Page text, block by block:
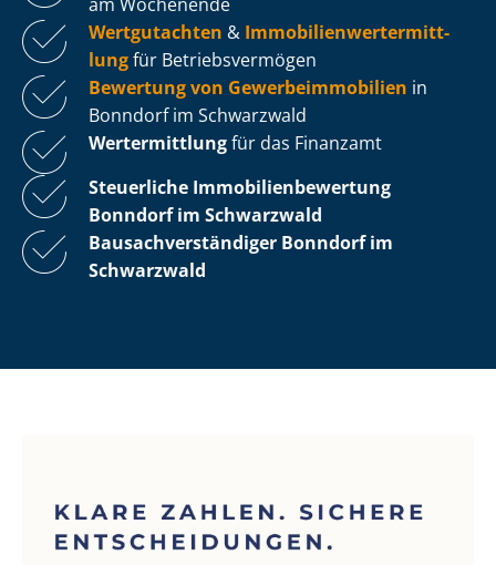
Wertgutachten & Im­mo­bi­li­en­wert­ermitt­
lungfür Be­triebs­ver­mö­gen
Bewertung von Ge­wer­be­im­mo­bi­li­en in
Bonndorf im Schwarzwald
Wertermittlungfür das Finanzamt
Steuerliche Im­mo­bi­li­en­be­wer­tung
Bonndorf im Schwarzwald
Bau­sach­ver­stän­di­ger Bonndorf im
Schwarzwald